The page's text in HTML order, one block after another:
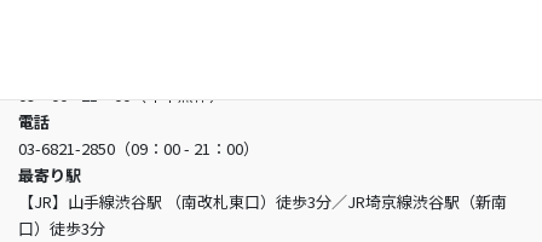
09：00 - 21：00（年中無休）
電話
03-6821-2850（09：00 - 21：00）
最寄り駅
【JR】山手線渋谷駅 （南改札東口）徒歩3分／JR埼京線渋谷駅（新南
口）徒歩3分